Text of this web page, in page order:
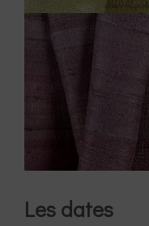
Les dates